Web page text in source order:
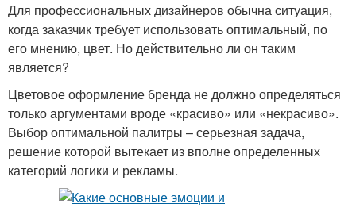
Для профессиональных дизайнеров обычна ситуация,
когда заказчик требует использовать оптимальный, по
его мнению, цвет. Но действительно ли он таким
является?
Цветовое оформление бренда не должно определяться
только аргументами вроде «красиво» или «некрасиво».
Выбор оптимальной палитры – серьезная задача,
решение которой вытекает из вполне определенных
категорий логики и рекламы.